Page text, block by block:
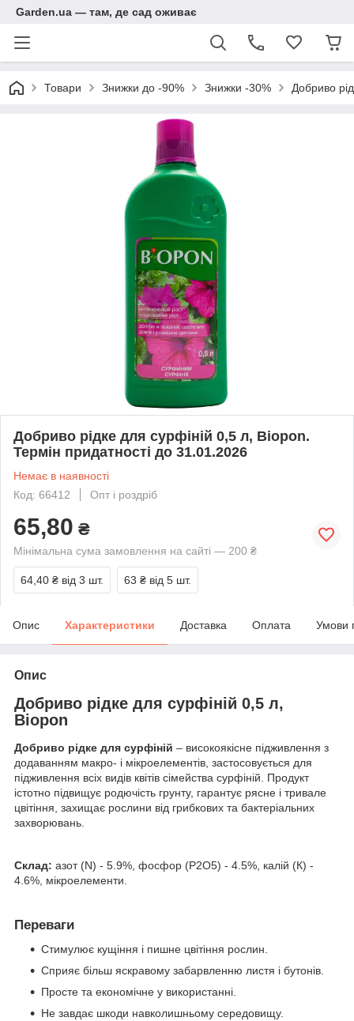
Garden.ua — там, де сад оживає
Товари Знижки до -90% Знижки -30% Добриво
Добриво рідке для сурфіній 0,5 л, Biopon.
Термін придатності до 31.01.2026
Немає в наявності
Код: 66412
Опт і роздріб
65,80 ₴
Мінімальна сума замовлення на сайті — 200 ₴
64,40 ₴ від 3 шт. 63 ₴ від 5 шт.
Опис Характеристики Доставка Оплата Умови
Опис
Добриво рідке для сурфіній 0,5 л,
Biopon
Добриво рідке для сурфіній – високоякісне підживлення з
додаванням макро- і мікроелементів, застосовується для
підживлення всіх видів квітів сімейства сурфіній. Продукт
істотно підвищує родючість грунту, гарантує рясне і тривале
цвітіння, захищає рослини від грибкових та бактеріальних
захворювань.
Склад: азот (N) - 5.9%, фосфор (P2O5) - 4.5%, калій (К) -
4.6%, мікроелементи.
Переваги
Стимулює кущіння і пишне цвітіння рослин.
Сприяє більш яскравому забарвленню листя і бутонів.
Просте та економічне у використанні.
Не завдає шкоди навколишньому середовищу.